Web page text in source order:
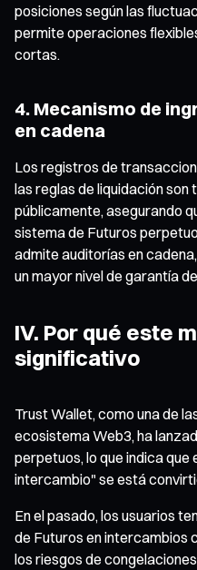
posiciones según las
permite operaciones
cortas.
4. Mecanismo de
en cadena
Los registros de
las reglas de liquidación
públicamente, asegurando
sistema de Futuros
admite auditorías en
un mayor nivel de garantía
IV. Por qué este
significativo
Trust Wallet, como una de
ecosistema Web3, ha
perpetuos, lo que indica que
intercambio" se está
En el pasado, los usuarios
de Futuros en intercambios
los riesgos de